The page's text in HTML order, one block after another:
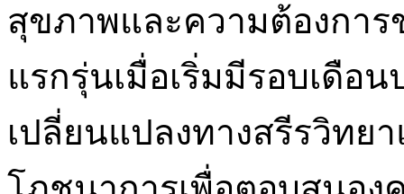
สุขภาพและความต้องกา
แรกรุ่นเมื่อเริ่มมีรอบเดือ
เปลี่ยนแปลงทางสรีรวิทย